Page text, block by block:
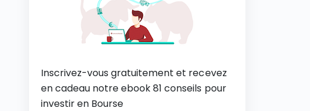
Inscrivez-vous gratuitement et recevez
en cadeau notre ebook 81 conseils pour
investir en Bourse